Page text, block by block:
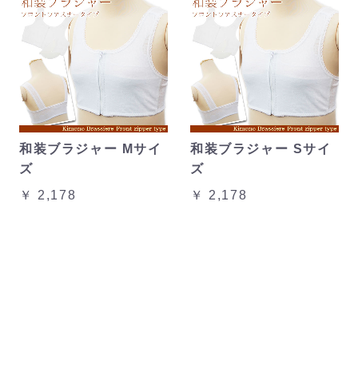
和装ブラジャー Mサイ
ズ
￥ 2,178
和装ブラジャー Sサイ
ズ
￥ 2,178